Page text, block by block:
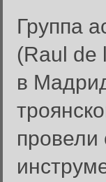
Группа
(Raul de
в
провели